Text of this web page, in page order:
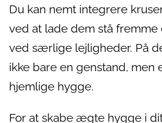
Du kan nemt integrere
ved at lade dem stå
ved særlige lejligheder. På
ikke bare en genstand, men
hjemlige hygge.
For at skabe ægte hygge i